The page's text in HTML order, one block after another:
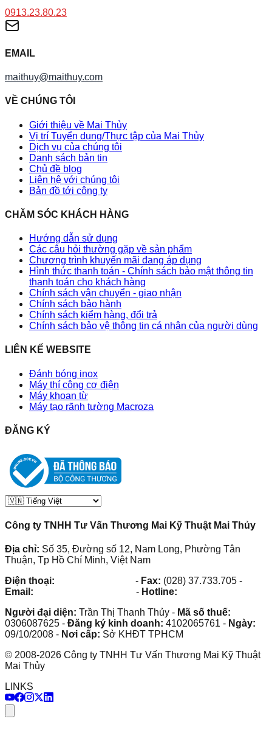
0913.23.80.23
EMAIL
maithuy@maithuy.com
VỀ CHÚNG TÔI
Giới thiệu về Mai Thủy
Vị trí Tuyển dụng/Thực tập của Mai Thủy
Dịch vụ của chúng tôi
Danh sách bản tin
Chủ đề blog
Liên hệ với chúng tôi
Bản đồ tới công ty
CHĂM SÓC KHÁCH HÀNG
Hướng dẫn sử dụng
Các câu hỏi thường gặp về sản phẩm
Chương trình khuyến mãi đang áp dụng
Hình thức thanh toán - Chính sách bảo mật thông tin
thanh toán cho khách hàng
Chính sách vận chuyển - giao nhận
Chính sách bảo hành
Chính sách kiểm hàng, đổi trả
Chính sách bảo vệ thông tin cá nhân của người dùng
LIÊN KẾ WEBSITE
Đánh bóng inox
Máy thí công cơ điện
Máy khoan từ
Máy tạo rãnh tường Macroza
ĐĂNG KÝ
Công ty TNHH Tư Vấn Thương Mai Kỹ Thuật Mai Thủy
Địa chỉ: Số 35, Đường số 12, Nam Long, Phường Tân
Thuận, Tp Hồ Chí Minh, Việt Nam
Điện thoại:
- Fax: (028) 37.733.705 -
Email:
- Hotline:
Người đại diện: Trần Thị Thanh Thủy - Mã số thuế:
0306087625 - Đăng ký kinh doanh: 4102065761 - Ngày:
09/10/2008 - Nơi cấp: Sở KHĐT TPHCM
© 2008-2026 Công ty TNHH Tư Vấn Thương Mai Kỹ Thuật
Mai Thủy
LINKS